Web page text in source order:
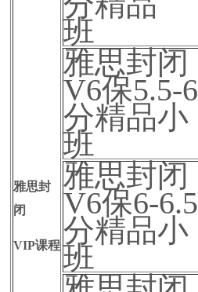
雅思封
闭
VIP课程
班
雅思封闭
V6保5.5-6
分精品小
班
雅思封闭
V6保6-6.5
分精品小
班